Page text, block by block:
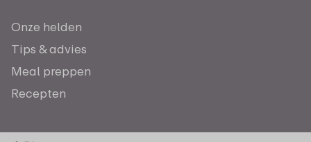
Onze helden
Tips & advies
Meal preppen
Recepten